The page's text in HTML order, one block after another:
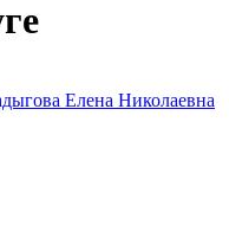
Елена Николаевна